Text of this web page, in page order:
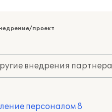
проект
внедрения партнера
персоналом 8